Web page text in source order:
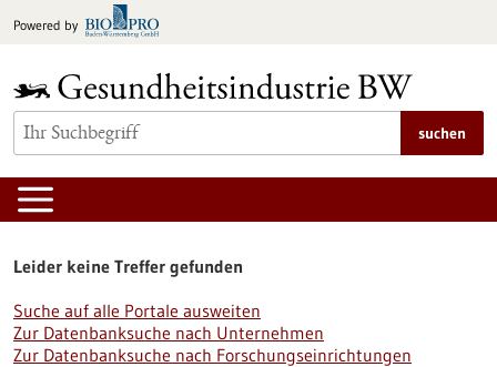
Inhalt
Powered by
suchen
Leider keine Treffer gefunden
Suche auf alle Portale ausweiten
Zur Datenbanksuche nach Unternehmen
Zur Datenbanksuche nach Forschungseinrichtungen